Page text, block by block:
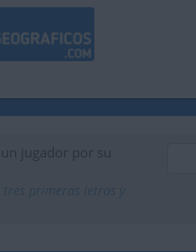
jugador por su